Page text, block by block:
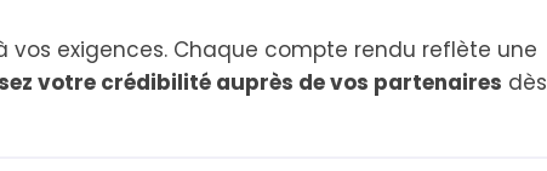
exigences. Chaque compte rendu reflète une
votre crédibilité auprès de vos partenaires dès